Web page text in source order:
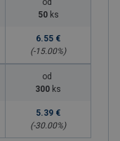
od
50 ks
6.55 €
(-15.00%)
od
300 ks
5.39 €
(-30.00%)